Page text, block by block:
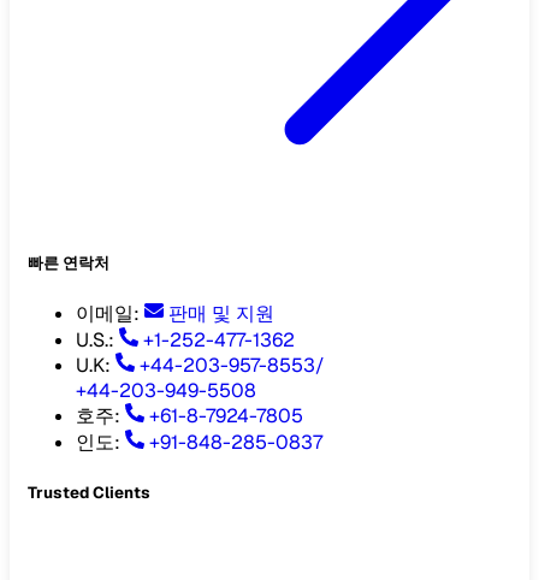
빠른 연락처
이메일:
판매 및 지원
U.S.:
+1-252-477-1362
U.K:
+44-203-957-8553/
+44-203-949-5508
호주:
+61-8-7924-7805
인도: +91-848-285-0837
Trusted Clients